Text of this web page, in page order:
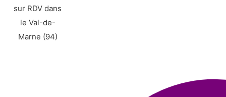
sur RDV dans
le Val-de-
Marne (94)